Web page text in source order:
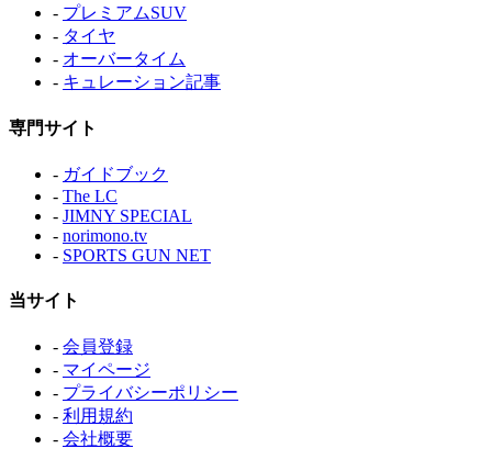
- プレミアムSUV
- タイヤ
- オーバータイム
- キュレーション記事
専門サイト
- ガイドブック
- The LC
- JIMNY SPECIAL
- norimono.tv
- SPORTS GUN NET
当サイト
- 会員登録
- マイページ
- プライバシーポリシー
- 利用規約
- 会社概要